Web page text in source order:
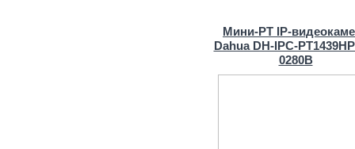
Мини-PT IP-
Dahua DH-IPC-
0280B